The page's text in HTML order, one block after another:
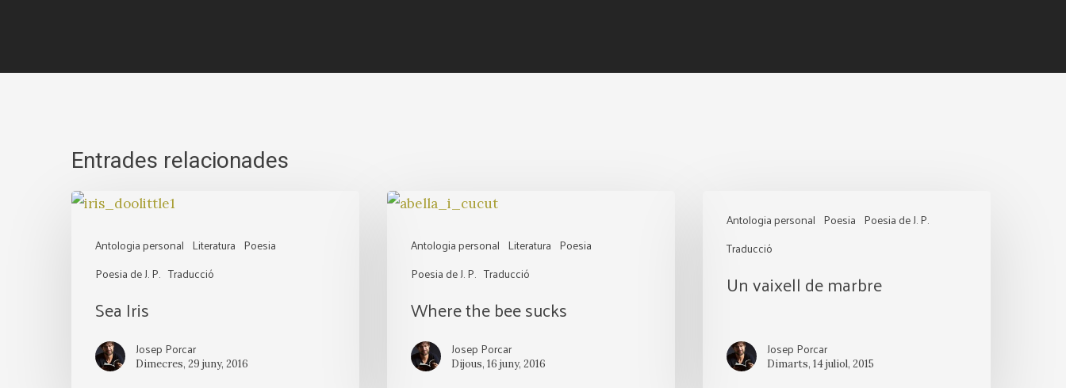
Entrades relacionades
Antologia personal Literatura Poesia
Poesia de J. P. Traducció
Sea
Sea Iris
Josep Porcar
Dimecres, 29 juny, 2016
Antologia personal Literatura Poesia
Poesia de J. P. Traducció
Where
sucks
Where the bee sucks
Josep Porcar
Dijous, 16 juny, 2016
Antologia personal Poesia Poesia de J. P.
Traducció
vaixell
marbreUn vaixell de marbre
Josep Porcar
Dimarts, 14 juliol, 2015